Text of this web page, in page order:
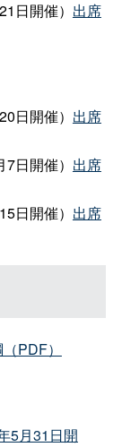
日開催） 出席
日開催） 出席
日開催） 出席
日開催） 出席
PDF）
5月31日開